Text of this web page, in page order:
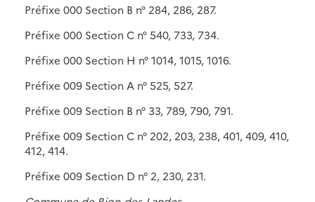
Préfixe 000 Section B n° 284, 286, 287.
Préfixe 000 Section C n° 540, 733, 734.
Préfixe 000 Section H n° 1014, 1015, 1016.
Préfixe 009 Section A n° 525, 527.
Préfixe 009 Section B n° 33, 789, 790, 791.
Préfixe 009 Section C n° 202, 203, 238, 401, 409, 410,
412, 414.
Préfixe 009 Section D n° 2, 230, 231.